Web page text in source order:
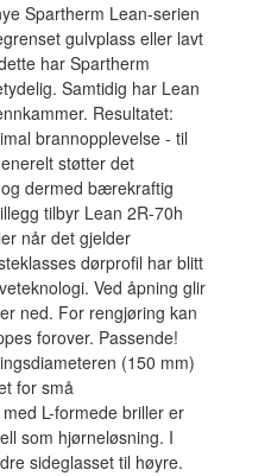
Spartherm Lean-serien
gulvplass eller lavt
har Spartherm
Samtidig har Lean
Resultatet:
brannopplevelse - til
støtter det
dermed bærekraftig
tilbyr Lean 2R-70h
når det gjelder
dørprofil har blitt
Ved åpning glir
ned. For rengjøring kan
forover. Passende!
(150 mm)
for små
L-formede briller er
som hjørneløsning. I
sideglasset til høyre.